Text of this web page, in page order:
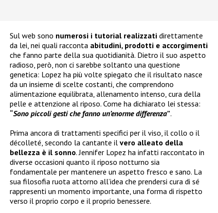
Sul web sono numerosi i tutorial realizzati direttamente
da lei, nei quali racconta abitudini, prodotti e accorgimenti
che fanno parte della sua quotidianità. Dietro il suo aspetto
radioso, però, non ci sarebbe soltanto una questione
genetica: Lopez ha più volte spiegato che il risultato nasce
da un insieme di scelte costanti, che comprendono
alimentazione equilibrata, allenamento intenso, cura della
pelle e attenzione al riposo. Come ha dichiarato lei stessa:
“Sono piccoli gesti che fanno un’enorme differenza”.
Prima ancora di trattamenti specifici per il viso, il collo o il
décolleté, secondo la cantante il vero alleato della
bellezza è il sonno. Jennifer Lopez ha infatti raccontato in
diverse occasioni quanto il riposo notturno sia
fondamentale per mantenere un aspetto fresco e sano. La
sua filosofia ruota attorno all’idea che prendersi cura di sé
rappresenti un momento importante, una forma di rispetto
verso il proprio corpo e il proprio benessere.